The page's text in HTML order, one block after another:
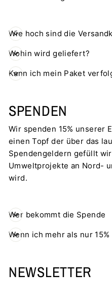
Wie hoch sind die
Wohin wird geliefert?
Kann ich mein Paket
SPENDEN
Wir spenden 15% unserer
einen Topf der über das
Spendengeldern gefüllt
Umweltprojekte an Nord-
wird.
Wer bekommt die Spende
Wenn ich mehr als nur
NEWSLETTER